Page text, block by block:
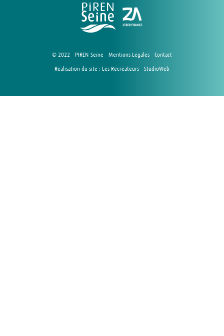
© 2022 - PIREN-Seine - Mentions Légales Contact
Réalisation du site : Les Récréateurs StudioWeb